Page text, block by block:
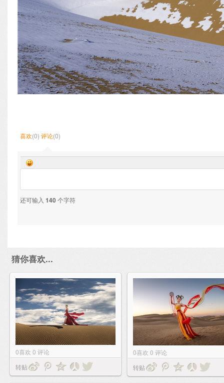
喜欢(0) 评论(0)
还可输入 140个字符
猜你喜欢...
0喜欢 0 评论
转贴
0喜欢 0 评论
转贴